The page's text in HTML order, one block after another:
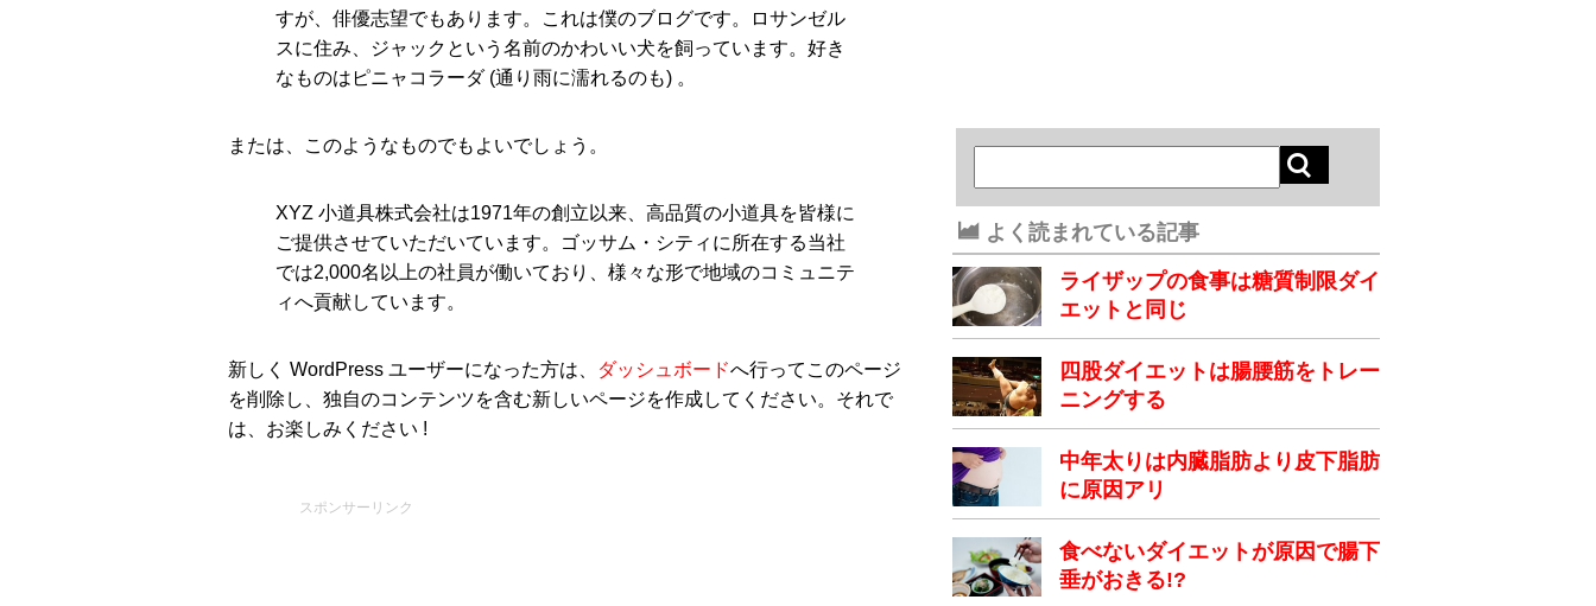
すが、俳優志望でもあります。これは僕のブログです。ロサンゼル
スに住み、ジャックという名前のかわいい犬を飼っています。好き
なものはピニャコラーダ (通り雨に濡れるのも) 。
または、このようなものでもよいでしょう。
XYZ 小道具株式会社は1971年の創立以来、高品質の小道具を皆様に
ご提供させていただいています。ゴッサム・シティに所在する当社
では2,000名以上の社員が働いており、様々な形で地域のコミュニテ
ィへ貢献しています。
新しく WordPress ユーザーになった方は、 ダッシュボードへ行ってこのページ
を削除し、独自のコンテンツを含む新しいページを作成してください。それで
は、お楽しみください !
スポンサーリンク
よく読まれている記事
ライザップの食事は糖質制限ダイ
エットと同じ
四股ダイエットは腸腰筋をトレー
ニングする
中年太りは内臓脂肪より皮下脂肪
に原因アリ
食べないダイエットが原因で腸下
垂がおきる!?